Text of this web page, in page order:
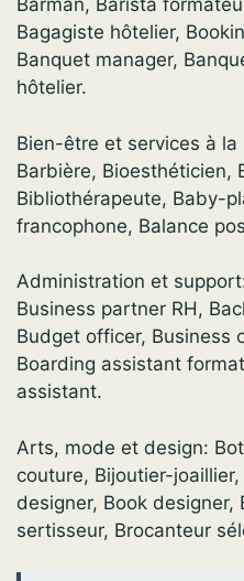
Barman, Barista
Bagagiste hôtelier,
Banquet manager,
hôtelier.
Bien-être et services à la
Barbière, Bioesthéticien,
Bibliothérapeute, Baby-
francophone, Balance
Administration et
Business partner RH,
Budget officer, Business
Boarding assistant
assistant.
Arts, mode et design:
couture, Bijoutier-
designer, Book designer,
sertisseur, Brocanteur